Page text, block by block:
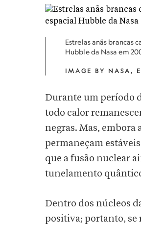
Estrelas anãs brancas
Hubble da Nasa em
IMAGE BY NASA,
Durante um período
todo calor
negras. Mas, embora
permaneçam
que a fusão nuclear
tunelamento
Dentro dos núcleos
positiva; portanto, se